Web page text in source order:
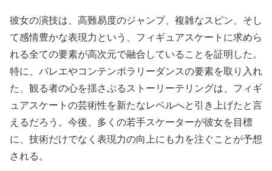
彼女の演技は、高難易度のジャンプ、複雑なスピン、そし
て感情豊かな表現力という、フィギュアスケートに求めら
れる全ての要素が高次元で融合していることを証明した。
特に、バレエやコンテンポラリーダンスの要素を取り入れ
た、観る者の心を揺さぶるストーリーテリングは、フィギ
ュアスケートの芸術性を新たなレベルへと引き上げたと言
えるだろう。今後、多くの若手スケーターが彼女を目標
に、技術だけでなく表現力の向上にも力を注ぐことが予想
される。